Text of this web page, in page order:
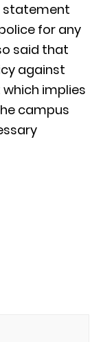
statement
for any
said that
against
implies
campus